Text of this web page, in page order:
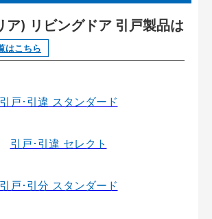
ア) リビングドア 引戸製品は
はこちら
引戸･引違 スタンダード
引戸･引違 セレクト
引戸･引分 スタンダード